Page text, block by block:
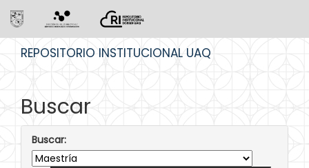
REPOSITORIO INSTITUCIONAL UAQ
Buscar
Buscar: